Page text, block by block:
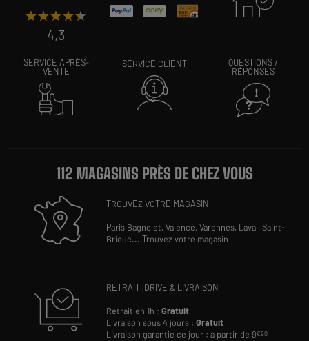
★★★★★
★★★★★
4,3
SERVICE APRÈS-
VENTE
SERVICE CLIENT
QUESTIONS /
RÉPONSES
112 MAGASINS PRÈS DE CHEZ VOUS
TROUVEZ VOTRE MAGASIN
Paris Bagnolet,Valence,Varennes, Laval,Saint-
Brieuc...Trouvez votre magasin
RETRAIT, DRIVE & LIVRAISON
Retrait en 1h :Gratuit
Livraison sous 4 jours :Gratuit
Livraison garantie ce jour : à partir de 9€90